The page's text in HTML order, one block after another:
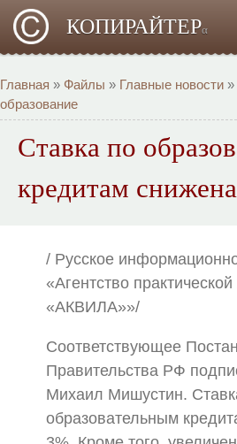
КОПИРАЙТЕРα
Главная » Файлы » Главные новости »
образование
Ставка по
кредитам
/ Русское
«Агентство
«АКВИЛА»»/
Соответствующее
Правительства РФ
Михаил Мишустин.
образовательным